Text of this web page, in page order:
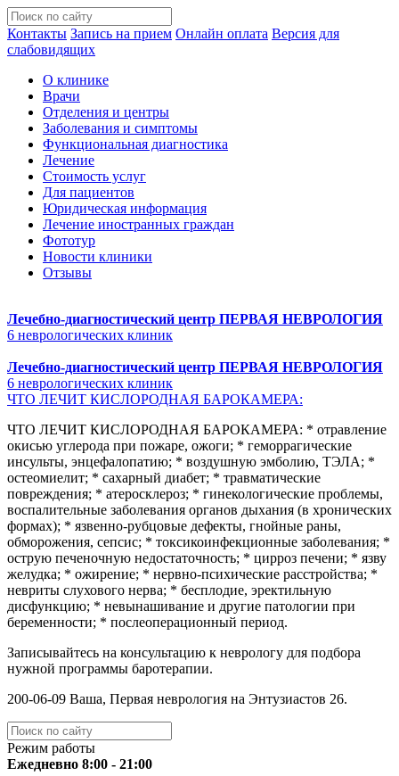
Контакты Запись на прием Онлайн оплата Версия для
слабовидящих
О клинике
Врачи
Отделения и центры
Заболевания и симптомы
Функциональная диагностика
Лечение
Стоимость услуг
Для пациентов
Юридическая информация
Лечение иностранных граждан
Фототур
Новости клиники
Отзывы
Лечебно-диагностический центр ПЕРВАЯ НЕВРОЛОГИЯ
6 неврологических клиник
Лечебно-диагностический центр ПЕРВАЯ НЕВРОЛОГИЯ
6 неврологических клиник
ЧТО ЛЕЧИТ КИСЛОРОДНАЯ БАРОКАМЕРА:
ЧТО ЛЕЧИТ КИСЛОРОДНАЯ БАРОКАМЕРА: * отравление
окисью углерода при пожаре, ожоги; * геморрагические
инсульты, энцефалопатию; * воздушную эмболию, ТЭЛА; *
остеомиелит; * сахарный диабет; * травматические
повреждения; * атеросклероз; * гинекологические проблемы,
воспалительные заболевания органов дыхания (в хронических
формах); * язвенно-рубцовые дефекты, гнойные раны,
обморожения, сепсис; * токсикоинфекционные заболевания; *
острую печеночную недостаточность; * цирроз печени; * язву
желудка; * ожирение; * нервно-психические расстройства; *
невриты слухового нерва; * бесплодие, эректильную
дисфункцию; * невынашивание и другие патологии при
беременности; * послеоперационный период.
Записывайтесь на консультацию к неврологу для подбора
нужной программы баротерапии.
️200-06-09 Ваша, Первая неврология на Энтузиастов 26.
Режим работы
Ежедневно 8:00 - 21:00